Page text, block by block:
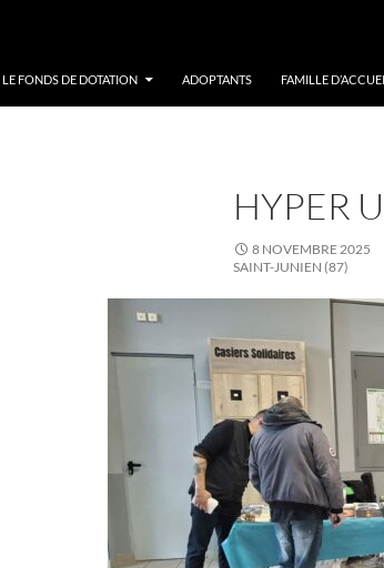
LE FONDS DE DOTATION ADOPTANTS FAMILLE
HYPER
8 NOVEMBRE 2025
SAINT-JUNIEN (87)